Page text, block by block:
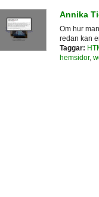
Annika
Om hur
redan kan
Taggar:
hemsidor,